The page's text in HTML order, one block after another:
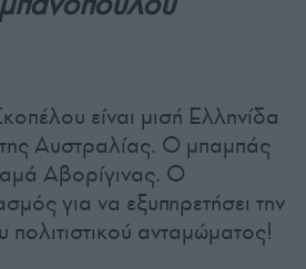
είναι μισή Ελληνίδα
της Αυστραλίας. Ο μπαμπάς
Αβορίγινας. Ο
για να εξυπηρετήσει την
ανταμώματος!